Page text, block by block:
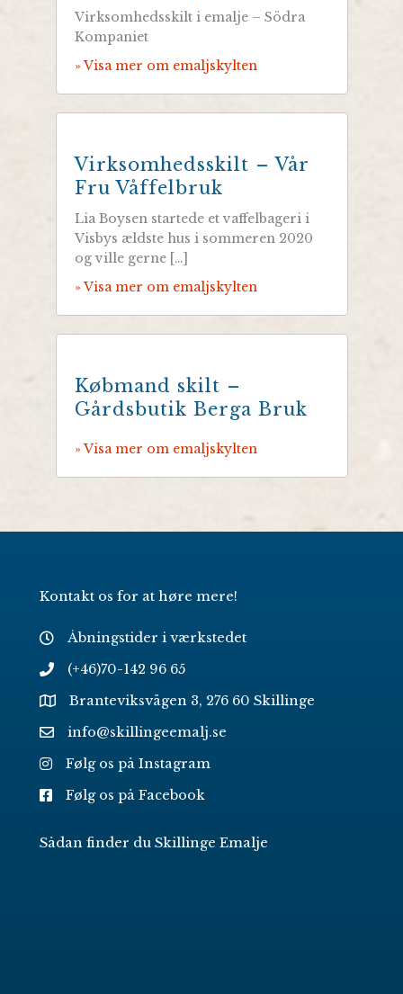
Virksomhedsskilt i emalje – Södra
Kompaniet
» Visa mer om emaljskylten
Virksomhedsskilt – Vår
Fru Våffelbruk
Lia Boysen startede et vaffelbageri i
Visbys ældste hus i sommeren 2020
og ville gerne […]
» Visa mer om emaljskylten
Købmand skilt –
Gårdsbutik Berga Bruk
» Visa mer om emaljskylten
Kontakt os for at høre mere!
Åbningstider i værkstedet
(+46)70-142 96 65
Branteviksvägen 3, 276 60 Skillinge
info@skillingeemalj.se
Følg os på Instagram
Følg os på Facebook
Sådan finder du Skillinge Emalje